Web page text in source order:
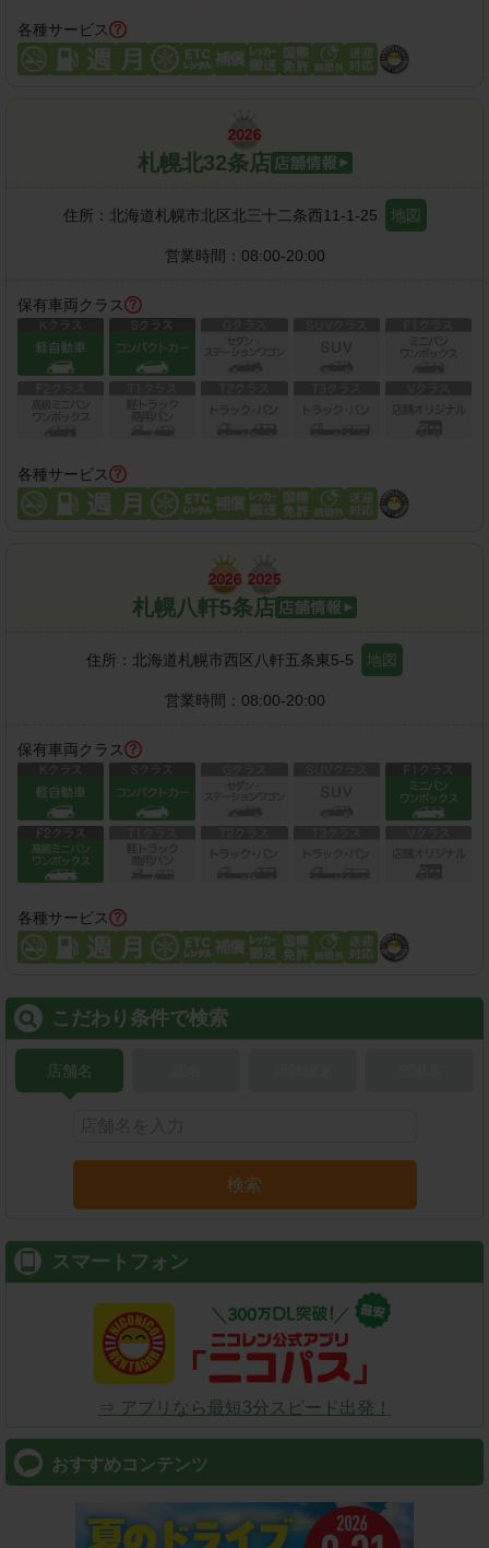
各種サービス
札幌北32条店
住所： 北海道札幌市北区北三十二条西11-1-25 地図
営業時間： 08:00-20:00
保有車両クラス
各種サービス
札幌八軒5条店
住所： 北海道札幌市西区八軒五条東5-5 地図
営業時間： 08:00-20:00
保有車両クラス
各種サービス
こだわり条件で検索
店舗名
検索
スマートフォン
⇒ アプリなら最短3分スピード出発！
おすすめコンテンツ